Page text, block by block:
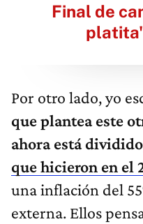
Final de
Por otro lado, yo
que plantea este
ahora está
que hicieron en el
una inflación del
externa. Ellos